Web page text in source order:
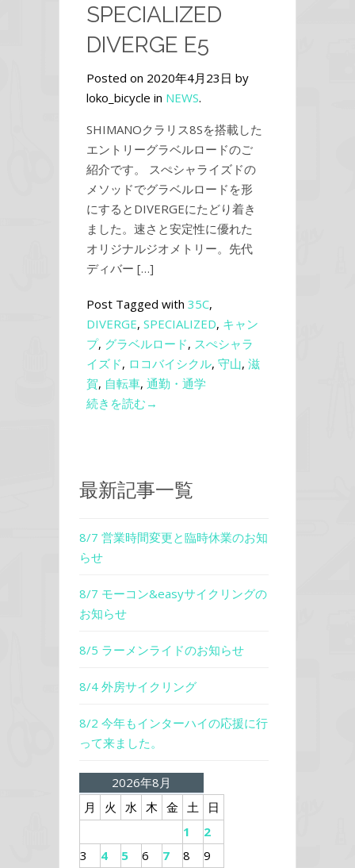
SPECIALIZED
DIVERGE E5
Posted on 2020年4月23日 by
loko_bicycle in NEWS.
SHIMANOクラリス8Sを搭載した
エントリーグラベルロードのご
紹介です。 スぺシャライズドの
メソッドでグラベルロードを形
にするとDIVERGEにたどり着き
ました。速さと安定性に優れた
オリジナルジオメトリー。先代
ディバー […]
Post Tagged with 35C,
DIVERGE, SPECIALIZED, キャン
プ, グラベルロード, スぺシャラ
イズド, ロコバイシクル, 守山, 滋
賀, 自転車, 通勤・通学
続きを読む→
最新記事一覧
8/7 営業時間変更と臨時休業のお知
らせ
8/7 モーコン&easyサイクリングの
お知らせ
8/5 ラーメンライドのお知らせ
8/4 外房サイクリング
8/2 今年もインターハイの応援に行
って来ました。
2026年8月
月
火 水 木 金 土
日
1
2
3
4 5 6 7 8
9